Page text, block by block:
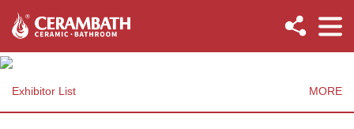
Exhibitor List MORE